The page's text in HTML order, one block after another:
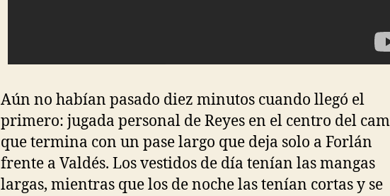
Aún no habían pasado diez minutos cuando llegó el
primero: jugada personal de Reyes en el centro del
que termina con un pase largo que deja solo a Forlán
frente a Valdés. Los vestidos de día tenían las mangas
largas, mientras que los de noche las tenían cortas y se